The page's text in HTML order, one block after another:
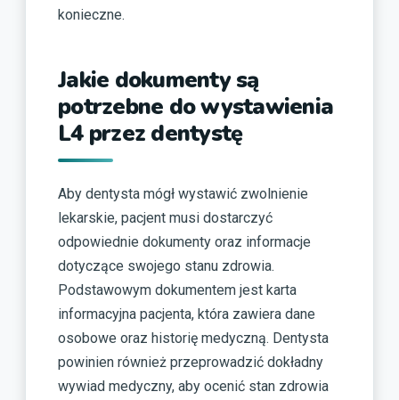
konieczne.
Jakie dokumenty są
potrzebne do wystawienia
L4 przez dentystę
Aby dentysta mógł wystawić zwolnienie
lekarskie, pacjent musi dostarczyć
odpowiednie dokumenty oraz informacje
dotyczące swojego stanu zdrowia.
Podstawowym dokumentem jest karta
informacyjna pacjenta, która zawiera dane
osobowe oraz historię medyczną. Dentysta
powinien również przeprowadzić dokładny
wywiad medyczny, aby ocenić stan zdrowia